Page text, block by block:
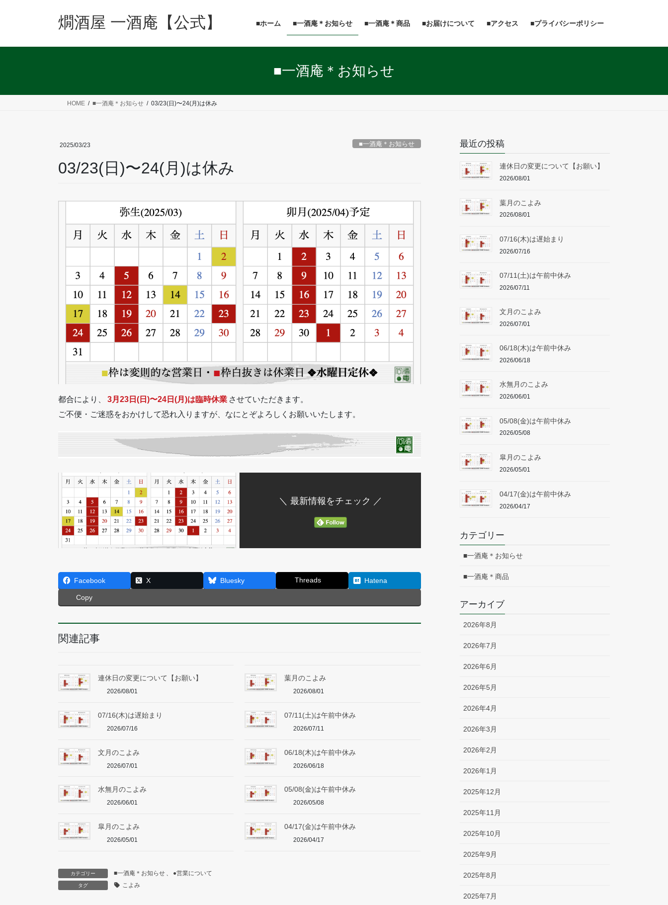
燗酒屋 一酒庵【公式】 ■ホーム ■一酒庵＊お知らせ ■一酒庵＊商品 ■お届けについて ■アクセス ■プライバシーポリシー
■一酒庵＊お知らせ
HOME ■一酒庵＊お知らせ 03/23(日)〜24(月)は休み
2025/03/23 ■一酒庵＊お知らせ
03/23(日)〜24(月)は休み
都合により、 3月23日(日)〜24日(月)は臨時休業 させていただきます。
ご不便・ご迷惑をおかけして恐れ入りますが、なにとぞよろしくお願いいたします。
＼ 最新情報をチェック ／
Facebook X Bluesky Threads Hatena
Copy
関連記事
連休日の変更について【お願い】
2026/08/01
葉月のこよみ
2026/08/01
07/16(木)は遅始まり
2026/07/16
07/11(土)は午前中休み
2026/07/11
文月のこよみ
2026/07/01
06/18(木)は午前中休み
2026/06/18
水無月のこよみ
2026/06/01
05/08(金)は午前中休み
2026/05/08
皐月のこよみ
2026/05/01
04/17(金)は午前中休み
2026/04/17
カテゴリー ■一酒庵＊お知らせ 、 ●営業について
タグ こよみ
最近の投稿
連休日の変更について【お願い】
2026/08/01
葉月のこよみ
2026/08/01
07/16(木)は遅始まり
2026/07/16
07/11(土)は午前中休み
2026/07/11
文月のこよみ
2026/07/01
06/18(木)は午前中休み
2026/06/18
水無月のこよみ
2026/06/01
05/08(金)は午前中休み
2026/05/08
皐月のこよみ
2026/05/01
04/17(金)は午前中休み
2026/04/17
カテゴリー
■一酒庵＊お知らせ
■一酒庵＊商品
アーカイブ
2026年8月
2026年7月
2026年6月
2026年5月
2026年4月
2026年3月
2026年2月
2026年1月
2025年12月
2025年11月
2025年10月
2025年9月
2025年8月
2025年7月